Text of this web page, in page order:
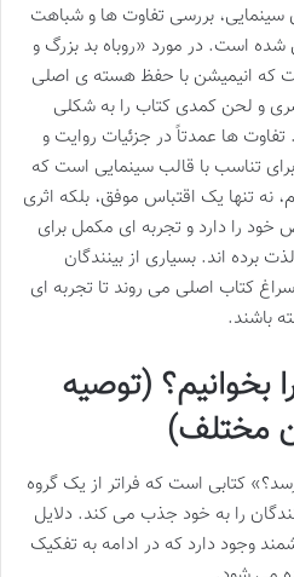
بررسی تفاوت ها و شباهت
است. در مورد «روباه بد بزرگ و
که انیمیشن با حفظ هسته ی اصلی
و لحن کمدی کتاب را به شکلی
ها عمدتاً در جزئیات روایت و
تناسب با قالب سینمایی است که
نه تنها یک اقتباس موفق، بلکه اثری
را دارد و تجربه ای مکمل برای
برده اند. بسیاری از بینندگان
کتاب اصلی می روند تا تجربه ای
باشند.
بخوانیم؟ (توصیه
مختلف)
کتابی است که فراتر از یک گروه
را به خود جذب می کند. دلایل
وجود دارد که در ادامه به تفکیک